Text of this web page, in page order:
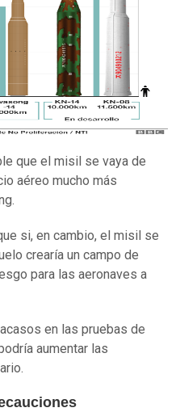
que el misil se vaya de
aéreo mucho más
si, en cambio, el misil se
crearía un campo de
para las aeronaves a
en las pruebas de
aumentar las